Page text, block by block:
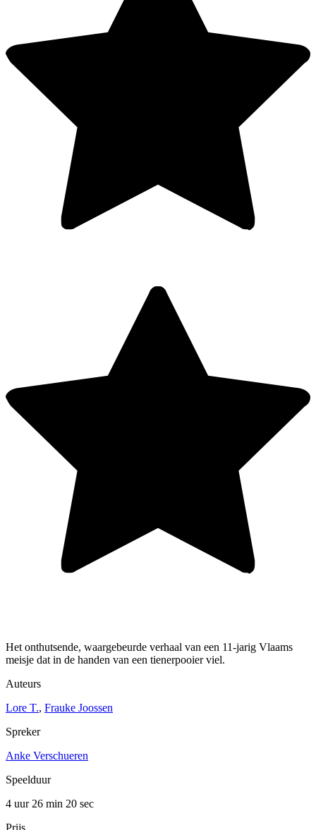
Het onthutsende, waargebeurde verhaal van een 11-jarig Vlaams
meisje dat in de handen van een tienerpooier viel.
Auteurs
Lore T., Frauke Joossen
Spreker
Anke Verschueren
Speelduur
4 uur 26 min 20 sec
Prijs